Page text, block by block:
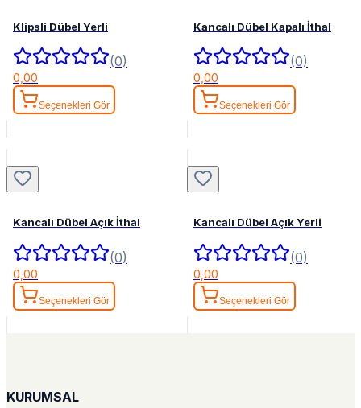
Klipsli Dübel Yerli
(0)
0,00
Seçenekleri Gör
Kancalı Dübel Kapalı İthal
(0)
0,00
Seçenekleri Gör
Kancalı Dübel Açık İthal
(0)
0,00
Seçenekleri Gör
Kancalı Dübel Açık Yerli
(0)
0,00
Seçenekleri Gör
KURUMSAL